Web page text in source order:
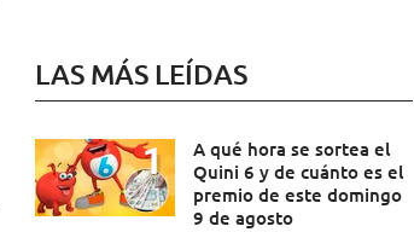
LAS MÁS LEÍDAS
A qué hora se sortea el
Quini 6 y de cuánto es el
premio de este domingo
9 de agosto